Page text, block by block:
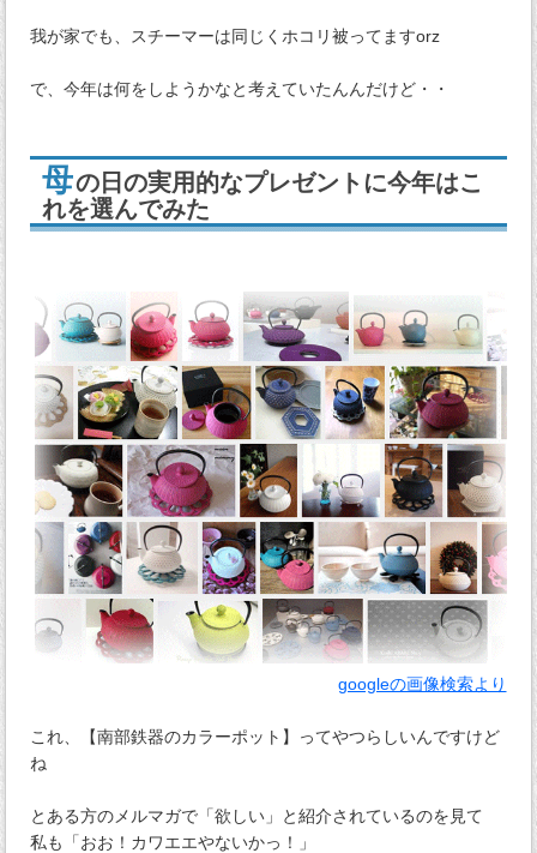
我が家でも、スチーマーは同じくホコリ被ってますorz
で、今年は何をしようかなと考えていたんんだけど・・
母の日の実用的なプレゼントに今年はこ
れを選んでみた
googleの画像検索より
これ、【南部鉄器のカラーポット】ってやつらしいんですけど
ね
とある方のメルマガで「欲しい」と紹介されているのを見て
私も「おお！カワエエやないかっ！」